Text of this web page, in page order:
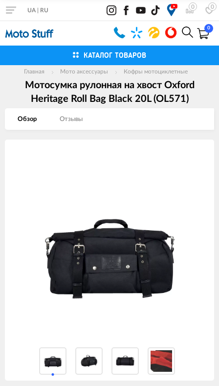
0 0
UA RU
0
КАТАЛОГ ТОВАРОВ
Главная Мото аксессуары Кофры мотоциклетные
Мотосумка рулонная на хвост Oxford
Heritage Roll Bag Black 20L (OL571)
Обзор Отзывы